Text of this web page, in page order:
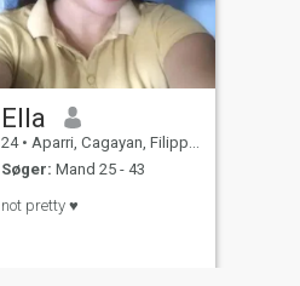
Ella
24 • Aparri, Cagayan, Filippinerne
Søger: Mand 25 - 43
not pretty ♥️